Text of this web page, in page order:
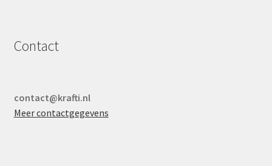
Contact
contact@krafti.nl
Meer contactgegevens